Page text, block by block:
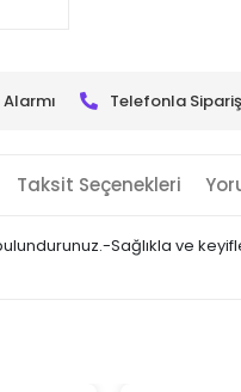
Telefonla Sipariş
Taksit Seçenekleri
Sağlıkla ve